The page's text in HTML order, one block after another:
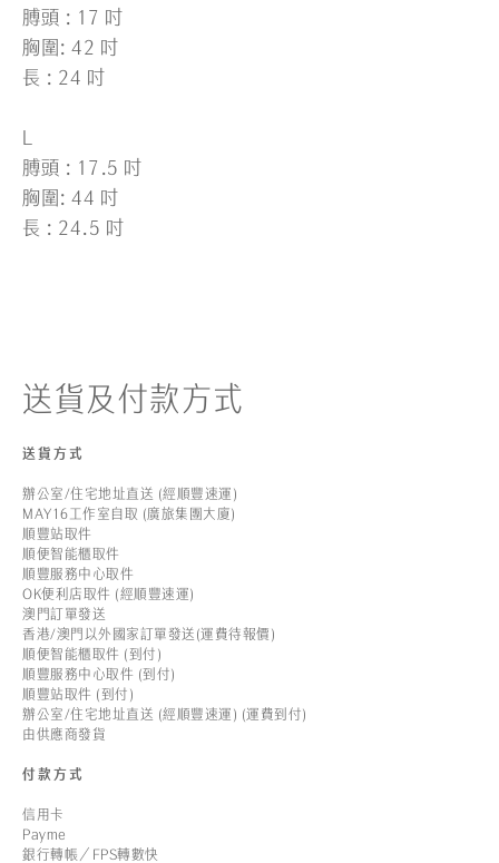
膊頭 : 17 吋
胸圍: 42 吋
長 : 24 吋
L
膊頭 : 17.5 吋
胸圍: 44 吋
長 : 24.5 吋
送貨及付款方式
送貨方式
辦公室/住宅地址直送 (經順豐速運)
MAY16工作室自取 (廣旅集團大廈)
順豐站取件
順便智能櫃取件
順豐服務中心取件
OK便利店取件 (經順豐速運)
澳門訂單發送
香港/澳門以外國家訂單發送(運費待報價)
順便智能櫃取件 (到付)
順豐服務中心取件 (到付)
順豐站取件 (到付)
辦公室/住宅地址直送 (經順豐速運) (運費到付)
由供應商發貨
付款方式
信用卡
Payme
銀行轉帳／FPS轉數快